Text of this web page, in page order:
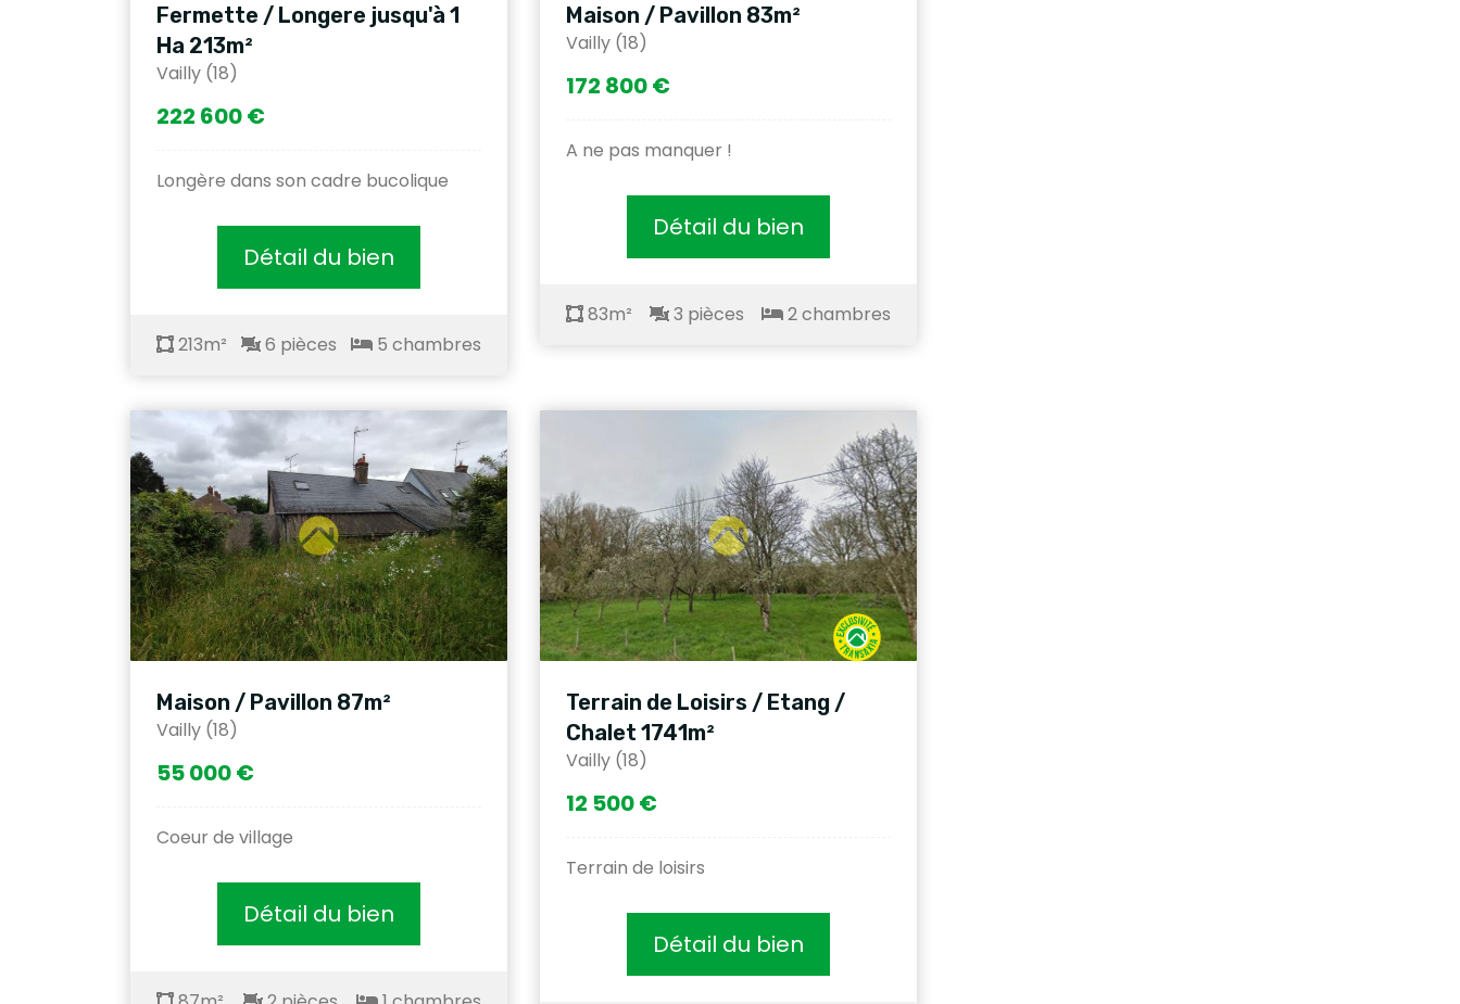
Fermette / Longere jusqu'à 1
Ha 213m²
Vailly (18)
222 600 €
Longère dans son cadre bucolique
Détail du bien
213m² 6 pièces 5 chambres
Maison / Pavillon 83m²
Vailly (18)
172 800 €
A ne pas manquer !
Détail du bien
83m² 3 pièces 2 chambres
Maison / Pavillon 87m²
Vailly (18)
55 000 €
Coeur de village
Détail du bien
Terrain de Loisirs / Etang /
Chalet 1741m²
Vailly (18)
12 500 €
Terrain de loisirs
Détail du bien